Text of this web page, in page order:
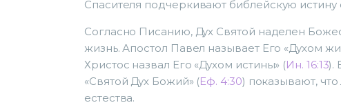
Спасителя подчеркивают библейскую истину
Согласно Писанию, Дух Святой наделен
жизнь. Апостол Павел называет Его «Духом
Христос назвал Его «Духом истины» (Ин. 16:13).
«Святой Дух Божий» (Еф. 4:30) показывают,
естества.